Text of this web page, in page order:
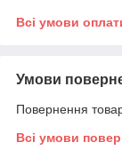
Всі умови
Умови
Повернення
Всі умови